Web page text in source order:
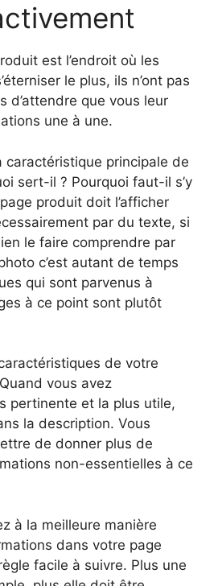
est l’endroit où les
le plus, ils n’ont pas
d’attendre que vous leur
une à une.
caractéristique principale de
sert-il ? Pourquoi faut-il s’y
produit doit l’afficher
par du texte, si
le faire comprendre par
c’est autant de temps
qui sont parvenus à
à ce point sont plutôt
de votre
vous avez
pertinente et la plus utile,
la description. Vous
de donner plus de
non-essentielles à ce
à la meilleure manière
dans votre page
facile à suivre. Plus une